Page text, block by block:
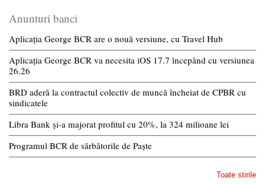
Anunturi banci
Aplicația George BCR are o nouă versiune, cu Travel Hub
Aplicația George BCR va necesita iOS 17.7 începând cu versiunea
26.26
BRD aderă la contractul colectiv de muncă încheiat de CPBR cu
sindicatele
Libra Bank și-a majorat profitul cu 20%, la 324 milioane lei
Programul BCR de sărbătorile de Paște
Toate stirile